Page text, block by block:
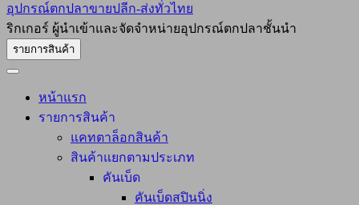
อุปกรณ์ตกปลาขายปลีก-ส่งทั่วไทย
ริกเกอร์ ผู้นำเข้าและจัดจำหน่ายอุปกรณ์ตกปลาชั้นนำ
รายการสินค้า
หน้าแรก
รายการสินค้า
แคทตาล็อกสินค้า
สินค้าแยกตามประเภท
คันเบ็ด
คันเบ็ดสปินนิ่ง